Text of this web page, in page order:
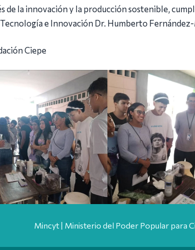
la innovación y la producción sostenible,
Tecnología e Innovación Dr. Humberto
Ciepe
Mincyt | Ministerio del Poder Popular para